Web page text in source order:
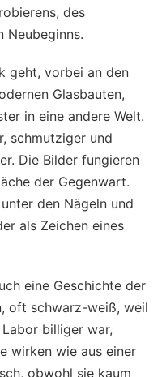
des
Neubeginns.
geht, vorbei an den
Glasbauten,
in eine andere Welt.
schmutziger und
Die Bilder fungieren
der Gegenwart.
den Nägeln und
als Zeichen eines
eine Geschichte der
oft schwarz-weiß, weil
billiger war,
wirken wie aus einer
obwohl sie kaum